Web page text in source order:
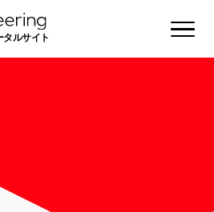
ルサイト